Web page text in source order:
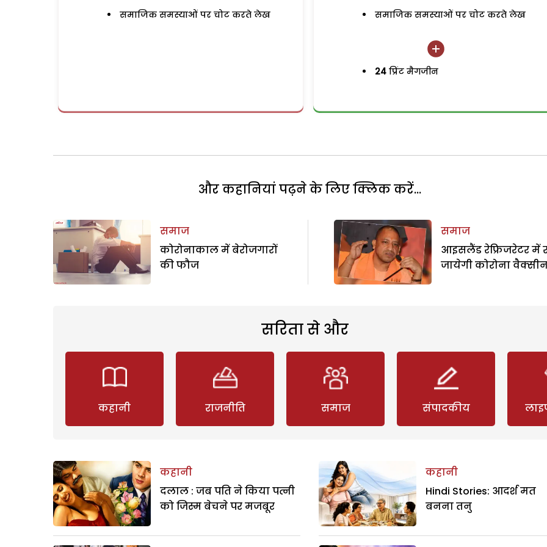
समाजिक समस्याओं पर चोट करते लेख समाजिक समस्याओं पर चोट करते लेख
24 प्रिंट मैगजीन
और कहानियां पढ़ने के लिए क्लिक करें...
समाज
कोरोनाकाल में बेरोजगारों
की फौज
समाज
आइसलैंड रेफ्रिजरेटर में
जायेगी कोरोना
सरिता से और
कहानी राजनीति समाज संपादकीय
कहानी
दलाल : जब पति ने किया पत्नी
को जिस्म बेचने पर मजबूर
कहानी
Hindi Stories: आदर्श मत
बनना तनु